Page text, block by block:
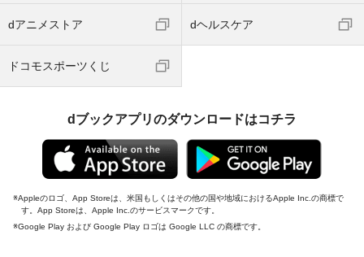
dアニメストア dヘルスケア
ドコモスポーツくじ
dブックアプリのダウンロードはコチラ
Appleのロゴ、App Storeは、米国もしくはその他の国や地域におけるApple Inc.の商標で
す。App Storeは、Apple Inc.のサービスマークです。
Google Play および Google Play ロゴは Google LLC の商標です。